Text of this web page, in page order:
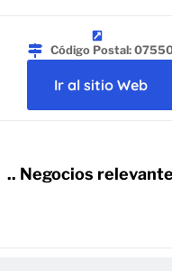
Código Postal:
Ir al sitio Web
.. Negocios